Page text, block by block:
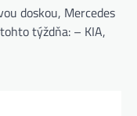
doskou, Mercedes
týždňa: – KIA,